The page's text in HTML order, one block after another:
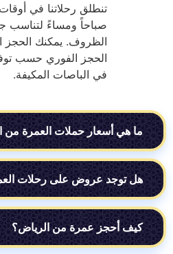
تنطلق رحلاتنا في أوقات مناسبة
صباحاً ومساءً لتناسب جميع
الظروف. يمكنك الحجز المسبق أو
الحجز الفوري حسب توفر المقاعد
في الباصات المكيفة.
أسعار حملات العمرة من الرياض؟
عروض على رحلات العمرة؟
أحجز عمرة من الرياض؟